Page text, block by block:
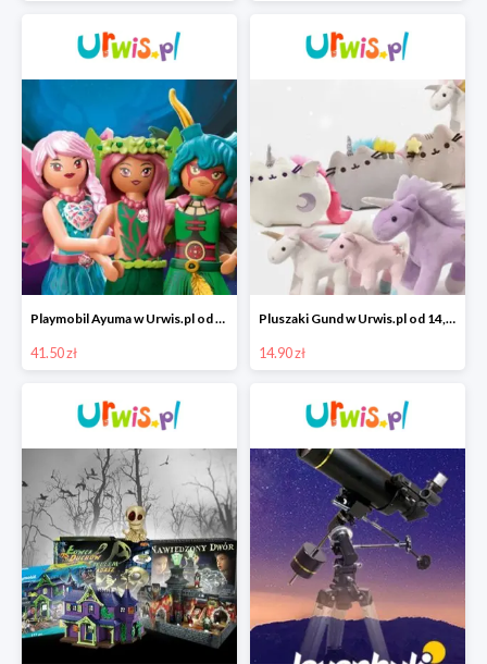
Playmobil Ayuma w Urwis.pl od 41,50 zł
41.50 zł
Pluszaki Gund w Urwis.pl od 14,90 zł
14.90 zł